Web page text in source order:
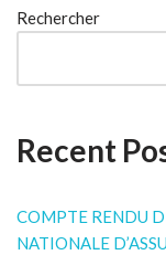
Rechercher
Recent
COMPTE RENDU
NATIONALE